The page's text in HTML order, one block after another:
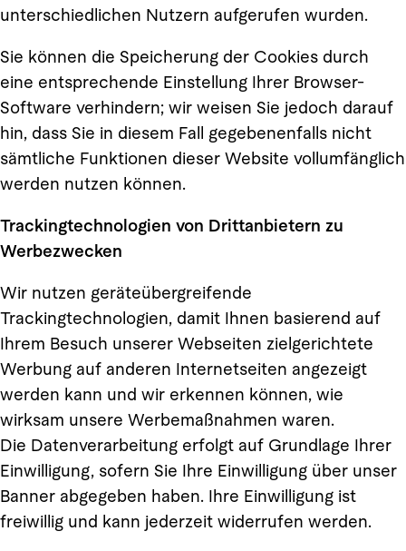
unterschiedlichen Nutzern aufgerufen wurden.
Sie können die Speicherung der Cookies durch
eine entsprechende Einstellung Ihrer Browser-
Software verhindern; wir weisen Sie jedoch darauf
hin, dass Sie in diesem Fall gegebenenfalls nicht
sämtliche Funktionen dieser Website vollumfänglich
werden nutzen können.
Trackingtechnologien von Drittanbietern zu
Werbezwecken
Wir nutzen geräteübergreifende
Trackingtechnologien, damit Ihnen basierend auf
Ihrem Besuch unserer Webseiten zielgerichtete
Werbung auf anderen Internetseiten angezeigt
werden kann und wir erkennen können, wie
wirksam unsere Werbemaßnahmen waren.
Die Datenverarbeitung erfolgt auf Grundlage Ihrer
Einwilligung, sofern Sie Ihre Einwilligung über unser
Banner abgegeben haben. Ihre Einwilligung ist
freiwillig und kann jederzeit widerrufen werden.